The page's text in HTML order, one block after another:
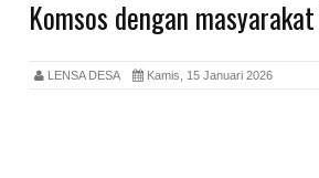
Komsos dengan
LENSA DESA Kamis, 15 Januari 2026